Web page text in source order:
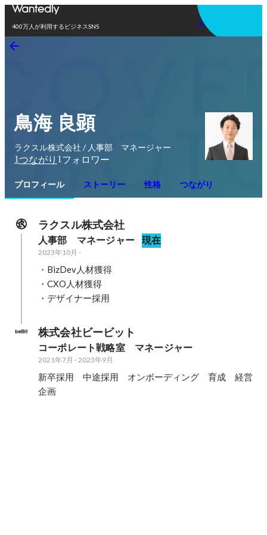
400万人が利用するビジネスSNS
アプリを使う
鳥海 良顕
ラクスル株式会社 / 人事部 マネージャー
1つながり 1 フォロワー
プロフィール ストーリー 性格 つながり
ラクスル株式会社
人事部　マネージャー 現在
2023年10月 -
・BizDev人材獲得
・CXO人材獲得
・デザイナー採用
株式会社ビービット
コーポレート戦略室　マネージャー
2021年7月 -2023年9月
新卒採用　中途採用　オンボーディング　育成　経営
企画